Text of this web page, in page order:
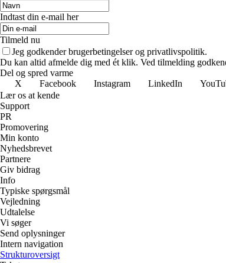
Indtast din e-mail her
Tilmeld nu
Jeg godkender brugerbetingelser og privatlivspolitik.
Du kan altid afmelde dig med ét klik. Ved tilmelding
Del og spred varme
X
Facebook Instagram LinkedIn
Lær os at kende
Support
PR
Promovering
Min konto
Nyhedsbrevet
Partnere
Giv bidrag
Info
Typiske spørgsmål
Vejledning
Udtalelse
Vi søger
Send oplysninger
Intern navigation
Strukturoversigt